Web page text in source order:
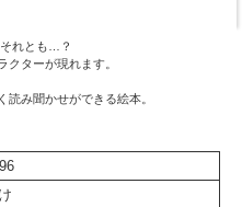
れとも…？
クターが現れます。
み聞かせができる絵本。